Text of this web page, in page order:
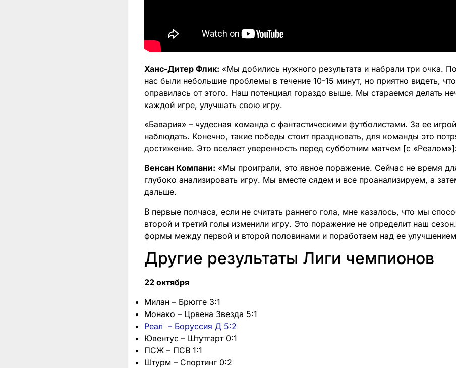
Ханс-Дитер Флик: «Мы добились нужного результата и набрали три очка.
нас были небольшие проблемы в течение 10-15 минут, но приятно видеть,
оправилась от этого. Наш потенциал гораздо выше. Мы стараемся делать
каждой игре, улучшать свою игру.
«Бавария» – чудесная команда с фантастическими футболистами. За ее
наблюдать. Конечно, такие победы стоит праздновать, для команды это
достижение. Это вселяет уверенность перед субботним матчем [с
Венсан Компани: «Мы проиграли, это явное поражение. Сейчас не время
глубоко анализировать игру. Мы вместе сядем и все проанализируем, а
дальше.
В первые полчаса, если не считать раннего гола, мне казалось, что мы
второй и третий голы изменили игру. Это поражение не определит наш
формы между первой и второй половинами и поработаем над ее
Другие результаты Лиги чемпионов
22 октября
Милан – Брюгге 3:1
Монако – Црвена Звезда 5:1
Реал – Боруссия Д 5:2
Ювентус – Штутгарт 0:1
ПСЖ – ПСВ 1:1
Штурм – Спортинг 0:2